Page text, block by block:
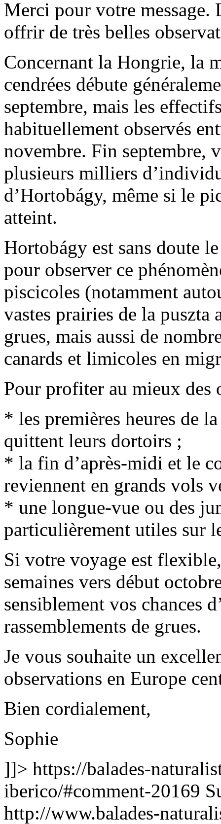
Merci pour votre message.
offrir de très belles
Concernant la Hongrie, la
cendrées débute
septembre, mais les
habituellement observés
novembre. Fin septembre,
plusieurs milliers
d’Hortobágy, même si le
atteint.
Hortobágy est sans doute
pour observer ce
piscicoles (notamment
vastes prairies de la puszta
grues, mais aussi de
canards et limicoles en
Pour profiter au mieux des
* les premières heures de
quittent leurs dortoirs ;
* la fin d’après-midi et le
reviennent en grands vols
* une longue-vue ou des
particulièrement utiles sur
Si votre voyage est
semaines vers début
sensiblement vos chances
rassemblements de grues.
Je vous souhaite un
observations en Europe
Bien cordialement,
Sophie
]]> https://balades-
iberico/#comment-20169
http://www.balades-